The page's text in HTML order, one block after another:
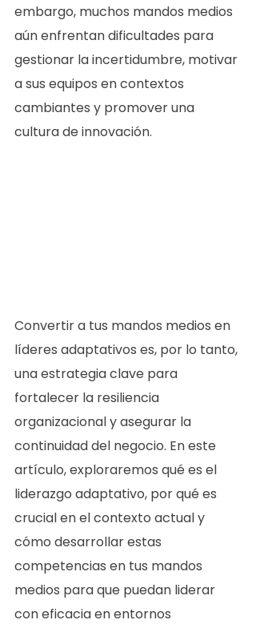
embargo, muchos mandos medios
aún enfrentan dificultades para
gestionar la incertidumbre, motivar
a sus equipos en contextos
cambiantes y promover una
cultura de innovación.
Convertir a tus mandos medios en
líderes adaptativos es, por lo tanto,
una estrategia clave para
fortalecer la resiliencia
organizacional y asegurar la
continuidad del negocio. En este
artículo, exploraremos qué es el
liderazgo adaptativo, por qué es
crucial en el contexto actual y
cómo desarrollar estas
competencias en tus mandos
medios para que puedan liderar
con eficacia en entornos